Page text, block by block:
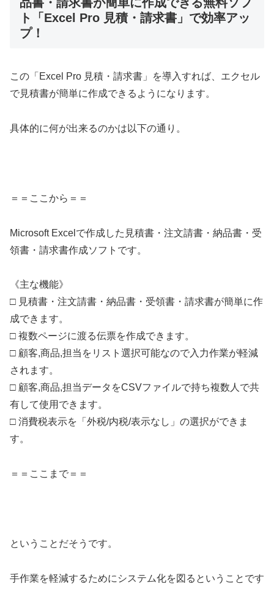
ト「Excel Pro 見積・請求書」で効率アッ
プ！
この「Excel Pro 見積・請求書」を導入すれば、エクセル
で見積書が簡単に作成できるようになります。
具体的に何が出来るのかは以下の通り。
＝＝ここから＝＝
Microsoft Excelで作成した見積書・注文請書・納品書・受
領書・請求書作成ソフトです。
《主な機能》
□ 見積書・注文請書・納品書・受領書・請求書が簡単に作
成できます。
□ 複数ページに渡る伝票を作成できます。
□ 顧客,商品,担当をリスト選択可能なので入力作業が軽減
されます。
□ 顧客,商品,担当データをCSVファイルで持ち複数人で共
有して使用できます。
□ 消費税表示を「外税/内税/表示なし」の選択ができま
す。
＝＝ここまで＝＝
ということだそうです。
手作業を軽減するためにシステム化を図るということです